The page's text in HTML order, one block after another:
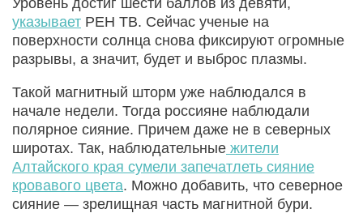
указывает РЕН ТВ. Сейчас ученые на
поверхности солнца снова фиксируют огромные
разрывы, а значит, будет и выброс плазмы.
Такой магнитный шторм уже наблюдался в
начале недели. Тогда россияне наблюдали
полярное сияние. Причем даже не в северных
широтах. Так, наблюдательные жители
Алтайского края сумели запечатлеть сияние
кровавого цвета. Можно добавить, что северное
сияние — зрелищная часть магнитной бури.